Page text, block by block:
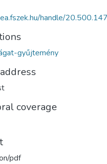
handle/
gyűjtemény
coverage
pdf